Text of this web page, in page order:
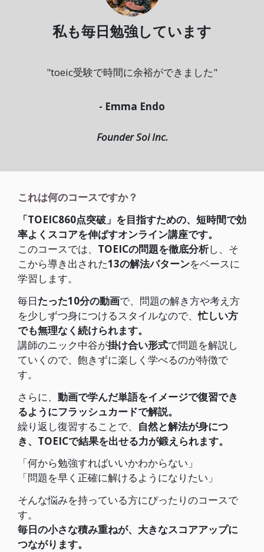
私も毎日勉強しています
"toeic受験で時間に余裕ができました"
- Emma Endo
Founder Soi Inc.
これは何のコースですか？
「TOEIC860点突破」を目指すための、短時間で効
率よくスコアを伸ばすオンライン講座です。
このコースでは、 TOEICの問題を徹底分析し、そ
こから導き出された13の解法パターンをベースに
学習します。
毎日たった10分の動画で、問題の解き方や考え方
を少しずつ身につけるスタイルなので、忙しい方
でも無理なく続けられます。
講師のニック中谷が掛け合い形式で問題を解説し
ていくので、飽きずに楽しく学べるのが特徴で
す。
さらに、 動画で学んだ単語をイメージで復習でき
るようにフラッシュカードで解説。
繰り返し復習することで、 自然と解法が身につ
き、TOEICで結果を出せる力が鍛えられます。
「何から勉強すればいいかわからない」
「問題を早く正確に解けるようになりたい」
そんな悩みを持っている方にぴったりのコースで
す。
毎日の小さな積み重ねが、大きなスコアアップに
つながります。